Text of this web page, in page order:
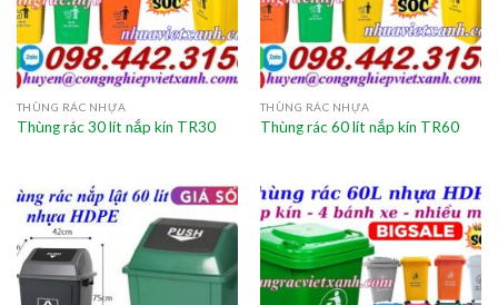
THÙNG RÁC NHỰA
Thùng rác 30 lít nắp kín TR30
THÙNG RÁC NHỰA
Thùng rác 60 lít nắp kín TR60